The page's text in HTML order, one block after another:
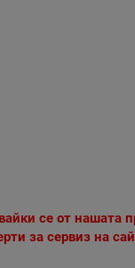
се от нашата
за сервиз на